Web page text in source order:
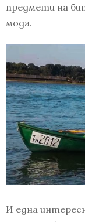
предмети на
мода.
И една